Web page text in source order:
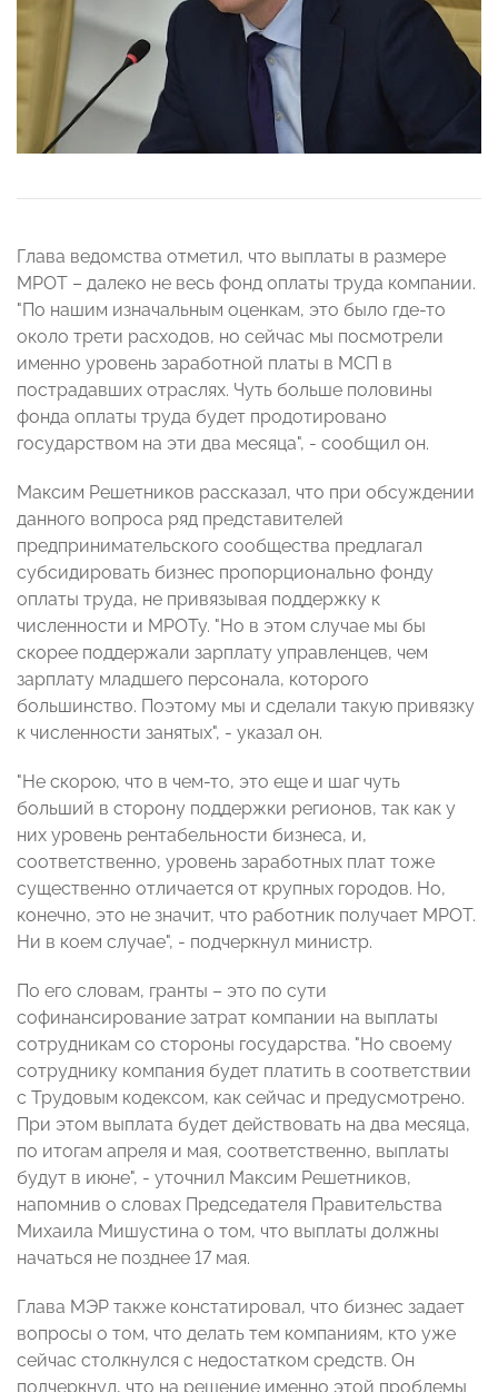
Глава ведомства отметил, что выплаты в размере
МРОТ – далеко не весь фонд оплаты труда компании.
"По нашим изначальным оценкам, это было где-то
около трети расходов, но сейчас мы посмотрели
именно уровень заработной платы в МСП в
пострадавших отраслях. Чуть больше половины
фонда оплаты труда будет продотировано
государством на эти два месяца", - сообщил он.
Максим Решетников рассказал, что при обсуждении
данного вопроса ряд представителей
предпринимательского сообщества предлагал
субсидировать бизнес пропорционально фонду
оплаты труда, не привязывая поддержку к
численности и МРОТу. "Но в этом случае мы бы
скорее поддержали зарплату управленцев, чем
зарплату младшего персонала, которого
большинство. Поэтому мы и сделали такую привязку
к численности занятых", - указал он.
"Не скорою, что в чем-то, это еще и шаг чуть
больший в сторону поддержки регионов, так как у
них уровень рентабельности бизнеса, и,
соответственно, уровень заработных плат тоже
существенно отличается от крупных городов. Но,
конечно, это не значит, что работник получает МРОТ.
Ни в коем случае", - подчеркнул министр.
По его словам, гранты – это по сути
софинансирование затрат компании на выплаты
сотрудникам со стороны государства. "Но своему
сотруднику компания будет платить в соответствии
с Трудовым кодексом, как сейчас и предусмотрено.
При этом выплата будет действовать на два месяца,
по итогам апреля и мая, соответственно, выплаты
будут в июне", - уточнил Максим Решетников,
напомнив о словах Председателя Правительства
Михаила Мишустина о том, что выплаты должны
начаться не позднее 17 мая.
Глава МЭР также констатировал, что бизнес задает
вопросы о том, что делать тем компаниям, кто уже
сейчас столкнулся с недостатком средств. Он
подчеркнул, что на решение именно этой проблемы